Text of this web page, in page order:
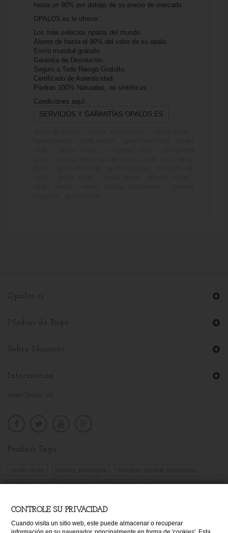
hasta un 90% por debajo de su precio de mercado.
OPALOS.es le ofrece:
Los más selectos ópalos del mundo.
Ahorro de hasta el 90% del valor de su ópalo.
Envío mundial gratuito.
Garantía de Devolución.
Seguro a Todo Riesgo Gratuito.
Certificado de Autenticidad.
Piedras 100% Naturales, no sintéticas.
Condiciones aquí:
SERVICIOS Y GARANTÍAS OPALOS.ES
Opalos.es
Medios de Pago:
Sobre Nosotros
Información
Product Tags
colgante opalo
onillo opalo
opalos de fuego
opalo de fuego
CONTROLE SU PRIVACIDAD
Cuando visita un sitio web, este puede almacenar o recuperar